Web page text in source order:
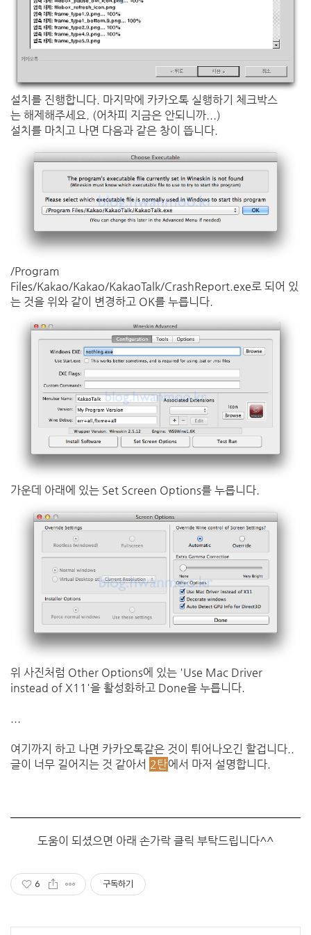
설치를 진행합니다. 마지막에 카카오톡 실행하기 체크박스
는 해제해주세요. (어차피 지금은 안되니까...)
설치를 마치고 나면 다음과 같은 창이 뜹니다.
/Program
Files/Kakao/Kakao/KakaoTalk/CrashReport.exe로 되어 있
는 것을 위와 같이 변경하고 OK를 누릅니다.
가운데 아래에 있는 Set Screen Options를 누릅니다.
위 사진처럼 Other Options에 있는 'Use Mac Driver
instead of X11'을 활성화하고 Done을 누릅니다.
...
여기까지 하고 나면 카카오톡같은 것이 튀어나오긴 할겁니다..
글이 너무 길어지는 것 같아서 2탄에서 마저 설명합니다.
도움이 되셨으면 아래 손가락 클릭 부탁드립니다^^
6 구독하기